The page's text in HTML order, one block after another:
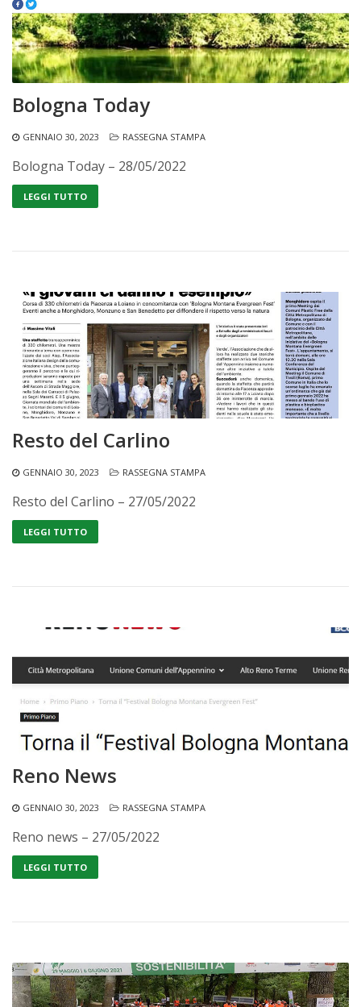
Bologna Today
GENNAIO 30, 2023 RASSEGNA STAMPA
Bologna Today – 28/05/2022
LEGGI TUTTO
Resto del Carlino
GENNAIO 30, 2023 RASSEGNA STAMPA
Resto del Carlino – 27/05/2022
LEGGI TUTTO
Reno News
GENNAIO 30, 2023 RASSEGNA STAMPA
Reno news – 27/05/2022
LEGGI TUTTO